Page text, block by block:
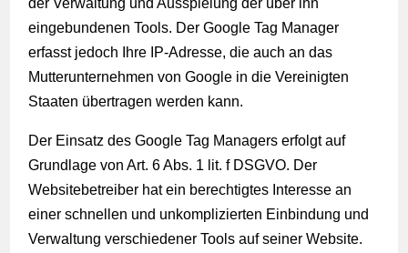
der Verwaltung und Ausspielung der über ihn
eingebundenen Tools. Der Google Tag Manager
erfasst jedoch Ihre IP-Adresse, die auch an das
Mutterunternehmen von Google in die Vereinigten
Staaten übertragen werden kann.
Der Einsatz des Google Tag Managers erfolgt auf
Grundlage von Art. 6 Abs. 1 lit. f DSGVO. Der
Websitebetreiber hat ein berechtigtes Interesse an
einer schnellen und unkomplizierten Einbindung und
Verwaltung verschiedener Tools auf seiner Website.